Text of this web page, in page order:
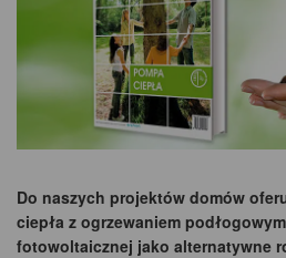
Do naszych projektów domów
ciepła z ogrzewaniem
fotowoltaicznej jako alternatywne